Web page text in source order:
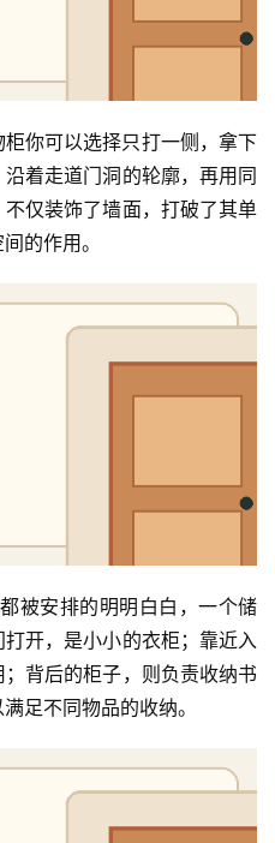
你可以选择只打一侧，拿下
着走道门洞的轮廓，再用同
仅装饰了墙面，打破了其单
的作用。
被安排的明明白白，一个储
开，是小小的衣柜；靠近入
背后的柜子，则负责收纳书
足不同物品的收纳。